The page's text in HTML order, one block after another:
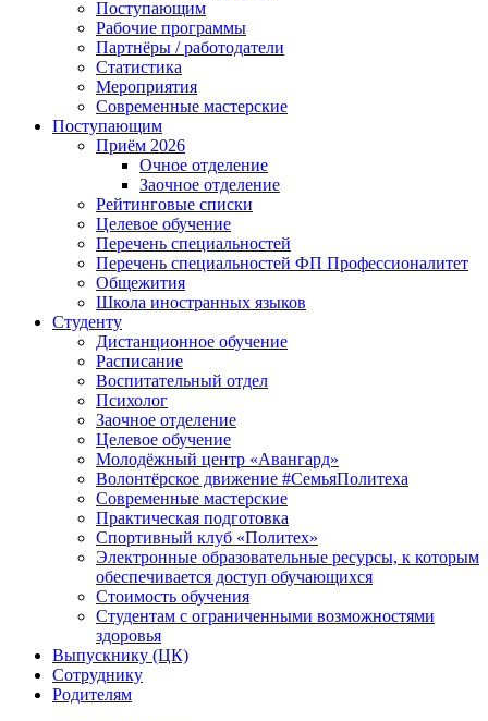
Поступающим
Рабочие программы
Партнёры / работодатели
Статистика
Мероприятия
Современные мастерские
Поступающим
Приём 2026
Очное отделение
Заочное отделение
Рейтинговые списки
Целевое обучение
Перечень специальностей
Перечень специальностей ФП Профессионалитет
Общежития
Школа иностранных языков
Студенту
Дистанционное обучение
Расписание
Воспитательный отдел
Психолог
Заочное отделение
Целевое обучение
Молодёжный центр «Авангард»
Волонтёрское движение #СемьяПолитеха
Современные мастерские
Практическая подготовка
Спортивный клуб «Политех»
Электронные образовательные ресурсы, к которым
обеспечивается доступ обучающихся
Стоимость обучения
Студентам с ограниченными возможностями
здоровья
Выпускнику (ЦК)
Сотруднику
Родителям